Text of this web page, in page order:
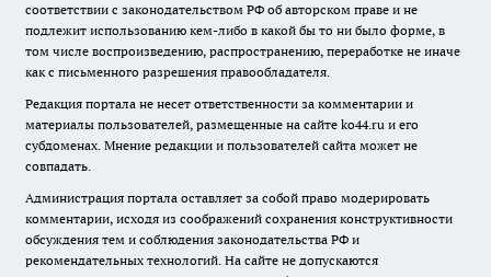
соответствии с законодательством РФ об авторском праве и не
подлежит использованию кем-либо в какой бы то ни было форме, в
том числе воспроизведению, распространению, переработке не иначе
как с письменного разрешения правообладателя.
Редакция портала не несет ответственности за комментарии и
материалы пользователей, размещенные на сайте ko44.ru и его
субдоменах. Мнение редакции и пользователей сайта может не
совпадать.
Администрация портала оставляет за собой право модерировать
комментарии, исходя из соображений сохранения конструктивности
обсуждения тем и соблюдения законодательства РФ и
рекомендательных технологий. На сайте не допускаются